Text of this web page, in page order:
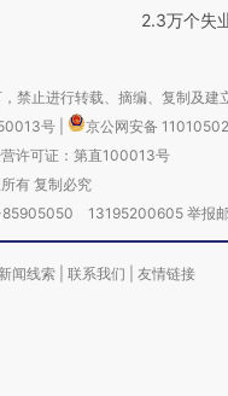
2.3万个失
禁止进行转载、摘编、复制及建
号
京公网安备
许可证：第直100013号
有 复制必究
85905050 13195200605 举报
闻线索 联系我们 友情链接